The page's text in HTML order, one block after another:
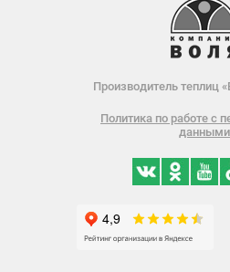
Производитель теплиц
Политика по работе с
данными